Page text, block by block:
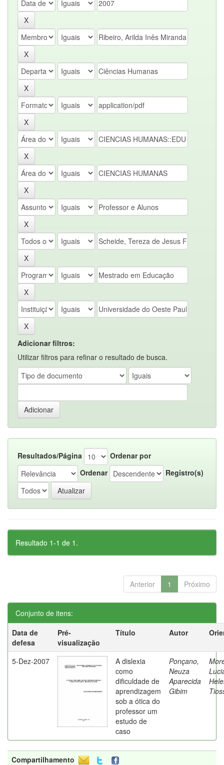
Adicionar filtros:
Utilizar filtros para refinar o resultado de busca.
Resultados/Página
Ordenar por
Ordenar
Registro(s)
Resultado 1-1 de 1.
Anterior 1 Próximo
Conjunto de itens:
Data de
defesa
Pré-
visualização
Título Autor
5-Dez-2007
A dislexia
como
dificuldade de
aprendizagem
sob a ótica do
professor um
estudo de
caso
Ponçano,
Neuza
Aparecida
Gibim
Compartilhamento